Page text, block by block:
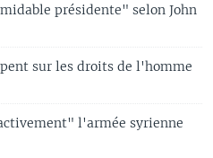
présidente" selon John
sur les droits de l'homme
l'armée syrienne